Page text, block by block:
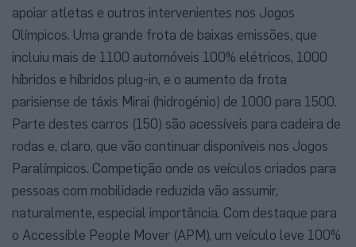
apoiar atletas e outros intervenientes nos Jogos
Olímpicos. Uma grande frota de baixas emissões, que
incluiu mais de 1100 automóveis 100% elétricos, 1000
híbridos e híbridos plug-in, e o aumento da frota
parisiense de táxis Mirai (hidrogénio) de 1000 para 1500.
Parte destes carros (150) são acessíveis para cadeira de
rodas e, claro, que vão continuar disponíveis nos Jogos
Paralímpicos. Competição onde os veículos criados para
pessoas com mobilidade reduzida vão assumir,
naturalmente, especial importância. Com destaque para
o Accessible People Mover (APM), um veículo leve 100%